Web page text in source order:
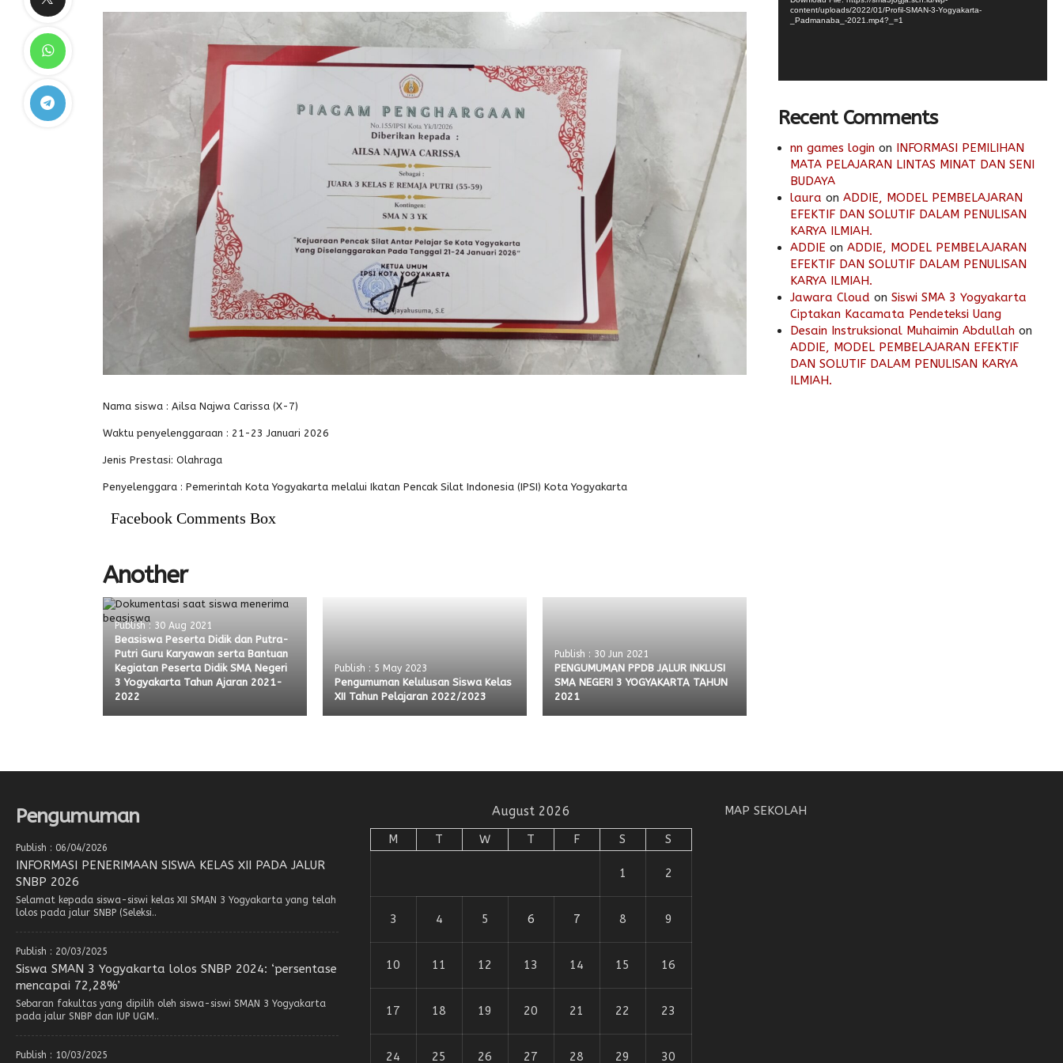
Nama siswa : Ailsa Najwa Carissa (X-7)
Waktu penyelenggaraan : 21-23 Januari 2026
Jenis Prestasi: Olahraga
Penyelenggara : Pemerintah Kota Yogyakarta melalui Ikatan Pencak Silat Indonesia (IPSI) Kota Yogyakarta
Facebook Comments Box
Another
Publish : 30 Aug 2021
Beasiswa Peserta Didik dan Putra-
Putri Guru Karyawan serta Bantuan
Kegiatan Peserta Didik SMA Negeri
3 Yogyakarta Tahun Ajaran 2021-
2022
Publish : 5 May 2023
Pengumuman Kelulusan Siswa Kelas
XII Tahun Pelajaran 2022/2023
Publish : 30 Jun 2021
PENGUMUMAN PPDB JALUR INKLUSI
SMA NEGERI 3 YOGYAKARTA TAHUN
2021
content/uploads/2022/01/Profil-SMAN-3-Yogyakarta-
_Padmanaba_-2021.mp4?_=1
Recent Comments
nn games login on INFORMASI PEMILIHAN
MATA PELAJARAN LINTAS MINAT DAN SENI
BUDAYA
laura on ADDIE, MODEL PEMBELAJARAN
EFEKTIF DAN SOLUTIF DALAM PENULISAN
KARYA ILMIAH.
ADDIE on ADDIE, MODEL PEMBELAJARAN
EFEKTIF DAN SOLUTIF DALAM PENULISAN
KARYA ILMIAH.
Jawara Cloud on Siswi SMA 3 Yogyakarta
Ciptakan Kacamata Pendeteksi Uang
Desain Instruksional Muhaimin Abdullah on
ADDIE, MODEL PEMBELAJARAN EFEKTIF
DAN SOLUTIF DALAM PENULISAN KARYA
ILMIAH.
Pengumuman
Publish : 06/04/2026
INFORMASI PENERIMAAN SISWA KELAS XII PADA JALUR
SNBP 2026
Selamat kepada siswa-siswi kelas XII SMAN 3 Yogyakarta yang telah
lolos pada jalur SNBP (Seleksi..
Publish : 20/03/2025
Siswa SMAN 3 Yogyakarta lolos SNBP 2024: ‘persentase
mencapai 72,28%’
Sebaran fakultas yang dipilih oleh siswa-siswi SMAN 3 Yogyakarta
pada jalur SNBP dan IUP UGM..
Publish : 10/03/2025
August 2026
M T W T F S S
1 2
3 4 5 6 7 8 9
10 11 12 13 14 15 16
17 18 19 20 21 22 23
24 25 26 27 28 29 30
MAP SEKOLAH